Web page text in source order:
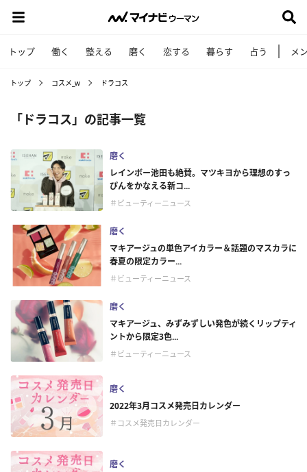
トップ 働く 整える 磨く 恋する 暮らす 占う メ
トップ コスメ_w ドラコス
「ドラコス」の記事一覧
磨く
レインボー池田も絶賛。マツキヨから理想のすっ
ぴんをかなえる新コ...
＃ビューティーニュース
磨く
マキアージュの単色アイカラー＆話題のマスカラに
春夏の限定カラー...
＃ビューティーニュース
磨く
マキアージュ、みずみずしい発色が続くリップティ
ントから限定3色...
＃ビューティーニュース
磨く
2022年3月コスメ発売日カレンダー
＃コスメ発売日カレンダー
磨く